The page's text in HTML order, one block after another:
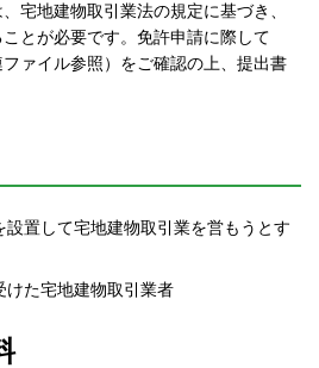
宅地建物取引業法の規定に基づき、
とが必要です。免許申請に際して
ァイル参照）をご確認の上、提出書
置して宅地建物取引業を営もうとす
けた宅地建物取引業者